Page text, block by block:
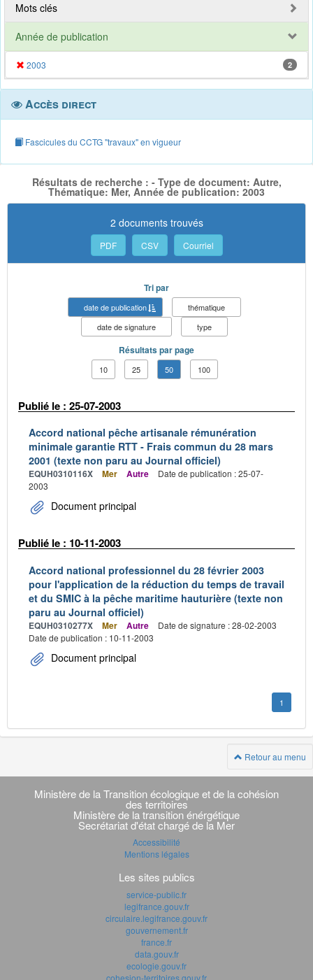
Mots clés
Année de publication
2003 2
Accès direct
Fascicules du CCTG "travaux" en vigueur
Résultats de recherche : - Type de document: Autre,
Thématique: Mer, Année de publication: 2003
2 documents trouvés
PDF CSV Courriel
Tri par
date de publication
thématique
date de signature
type
Résultats par page
10 25 50 100
Publié le : 25-07-2003
Accord national pêche artisanale rémunération
minimale garantie RTT - Frais commun du 28 mars
2001 (texte non paru au Journal officiel)
EQUH0310116X Mer Autre
Date de publication : 25-07-
2003
Document principal
Publié le : 10-11-2003
Accord national professionnel du 28 février 2003
pour l'application de la réduction du temps de travail
et du SMIC à la pêche maritime hauturière (texte non
paru au Journal officiel)
EQUH0310277X Mer Autre
Date de signature : 28-02-2003
Date de publication : 10-11-2003
Document principal
1
Retour au menu
Navigation
transverse
Ministère de la Transition écologique et de la cohésion
des territoires
Ministère de la transition énérgétique
Secrétariat d'état chargé de la Mer
Accessibilité
Mentions légales
Les sites publics
service-public.fr
legifrance.gouv.fr
circulaire.legifrance.gouv.fr
gouvernement.fr
france.fr
data.gouv.fr
ecologie.gouv.fr
cohesion-territoires.gouv.fr